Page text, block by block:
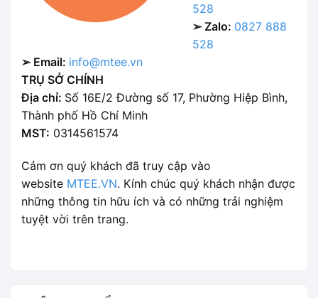
528
➢ Zalo: 0827 888
528
➢ Email: info@mtee.vn
TRỤ SỞ CHÍNH
Địa chỉ: Số 16E/2 Đường số 17, Phường Hiệp Bình,
Thành phố Hồ Chí Minh
MST: 0314561574
Cảm ơn quý khách đã truy cập vào
website MTEE.VN. Kính chúc quý khách nhận được
những thông tin hữu ích và có những trải nghiệm
tuyệt vời trên trang.